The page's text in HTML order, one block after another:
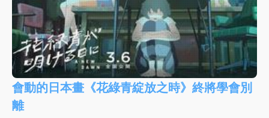
會動的日本畫《花綠青綻放之時》終將學會別
離